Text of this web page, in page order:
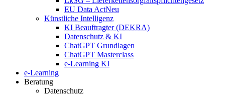
EU Data ActNeu
Künstliche Intelligenz
KI Beauftragter (DEKRA)
Datenschutz & KI
ChatGPT Grundlagen
ChatGPT Masterclass
e-Learning KI
e-Learning
Beratung
Datenschutz